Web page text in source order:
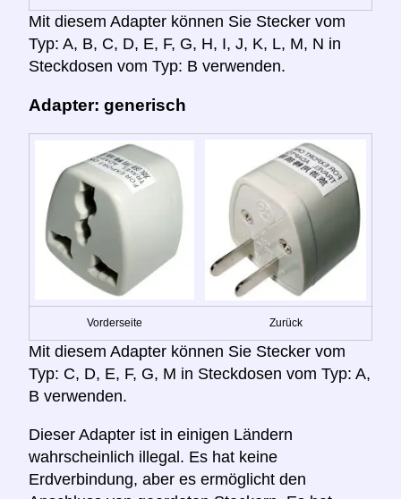
Mit diesem Adapter können Sie Stecker vom
Typ: A, B, C, D, E, F, G, H, I, J, K, L, M, N in
Steckdosen vom Typ: B verwenden.
Adapter: generisch
Vorderseite Zurück
Mit diesem Adapter können Sie Stecker vom
Typ: C, D, E, F, G, M in Steckdosen vom Typ: A,
B verwenden.
Dieser Adapter ist in einigen Ländern
wahrscheinlich illegal. Es hat keine
Erdverbindung, aber es ermöglicht den